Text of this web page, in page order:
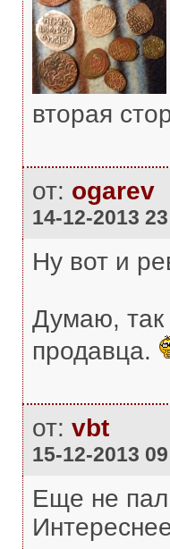
вторая
от: ogarev
14-12-2013
Ну вот и
Думаю, так
продавца.
от: vbt
15-12-2013
Еще не пал